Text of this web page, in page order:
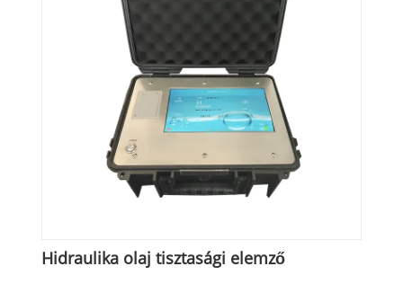
Hidraulika olaj tisztasági elemző